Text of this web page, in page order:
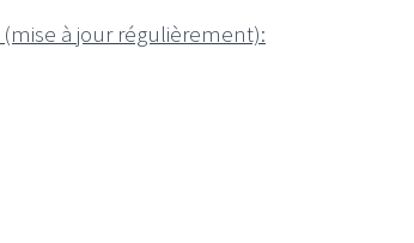
(mise à jour régulièrement):